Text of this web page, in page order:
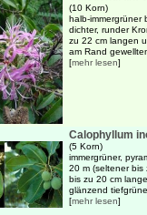
(10 Korn)
halb-immergrüner
dichter, runder
zu 22 cm langen
am Rand
[mehr lesen]
Calophyllum
(5 Korn)
immergrüner,
20 m (seltener
bis zu 20 cm
glänzend
[mehr lesen]